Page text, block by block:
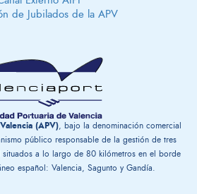
de Jubilados de la APV
(APV), bajo la denominación comercial
público responsable de la gestión ​de tres
situados a lo largo de 80 kilómetros en el borde
español: Valencia, Sagunto y Gandía.